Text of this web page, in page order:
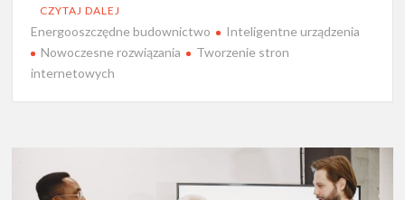
CZYTAJ DALEJ
Energooszczędne budownictwo
Inteligentne urządzenia
Nowoczesne rozwiązania
Tworzenie stron
internetowych